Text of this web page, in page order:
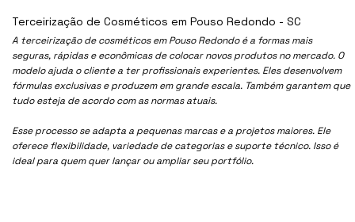
A terceirização de cosméticos em Pouso Redondo é a formas mais
seguras, rápidas e econômicas de colocar novos produtos no mercado. O
modelo ajuda o cliente a ter profissionais experientes. Eles desenvolvem
fórmulas exclusivas e produzem em grande escala. Também garantem que
tudo esteja de acordo com as normas atuais.
Esse processo se adapta a pequenas marcas e a projetos maiores. Ele
oferece flexibilidade, variedade de categorias e suporte técnico. Isso é
ideal para quem quer lançar ou ampliar seu portfólio.
Terceirização de Cosméticos em Pouso Redondo - SC